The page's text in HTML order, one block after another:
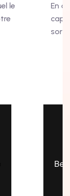
le
En